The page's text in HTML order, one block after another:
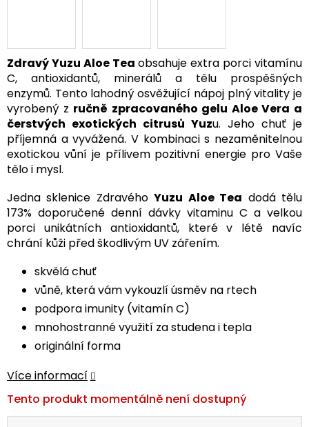
Zdravý Yuzu Aloe Tea obsahuje extra porci vitamínu
C, antioxidantů, minerálů a tělu prospěšných
enzymů. Tento lahodný osvěžující nápoj plný vitality je
vyrobený z ručně zpracovaného gelu Aloe Vera a
čerstvých exotických citrusů Yuzu. Jeho chuť je
příjemná a vyvážená. V kombinaci s nezaměnitelnou
exotickou vůní je přílivem pozitivní energie pro Vaše
tělo i mysl.
Jedna sklenice ZdravéhoYuzu Aloe Tea dodá tělu
173% doporučené denní dávky vitaminu C a velkou
porci unikátních antioxidantů, které v létě navíc
chrání kůži před škodlivým UV zářením.
skvělá chuť
vůně, která vám vykouzlí úsměv na rtech
podpora imunity (vitamín C)
mnohostranné využití za studena i tepla
originální forma
Více informací
Tento produkt momentálně není dostupný